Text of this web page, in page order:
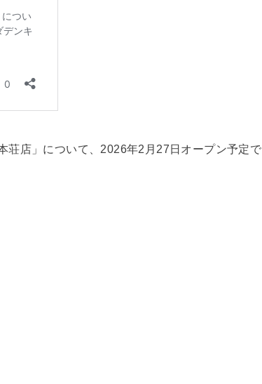
荘店」について、2026年2月27日オープン予定で